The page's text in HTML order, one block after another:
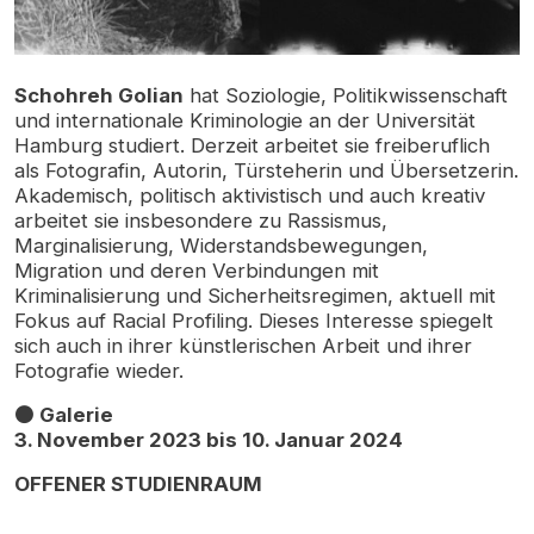
Schohreh Golian hat Soziologie, Politikwissenschaft
und internationale Kriminologie an der Universität
Hamburg studiert. Derzeit arbeitet sie freiberuflich
als Fotografin, Autorin, Türsteherin und Übersetzerin.
Akademisch, politisch aktivistisch und auch kreativ
arbeitet sie insbesondere zu Rassismus,
Marginalisierung, Widerstandsbewegungen,
Migration und deren Verbindungen mit
Kriminalisierung und Sicherheitsregimen, aktuell mit
Fokus auf Racial Profiling. Dieses Interesse spiegelt
sich auch in ihrer künstlerischen Arbeit und ihrer
Fotografie wieder.
⚫ Galerie
3. November 2023 bis 10. Januar 2024
OFFENER STUDIENRAUM